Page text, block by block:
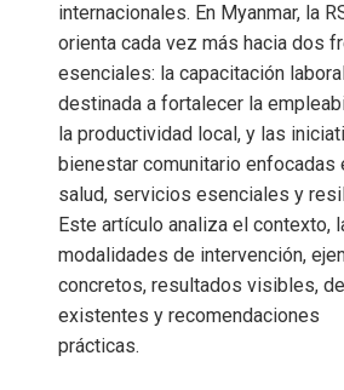
internacionales. En Myanmar, la
orienta cada vez más hacia dos
esenciales: la capacitación laboral
destinada a fortalecer la
la productividad local, y las
bienestar comunitario enfocadas
salud, servicios esenciales y
Este artículo analiza el contexto,
modalidades de intervención,
concretos, resultados visibles,
existentes y recomendaciones
prácticas.